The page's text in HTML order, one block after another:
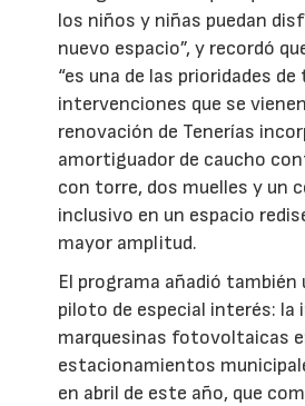
los niños y niñas puedan
nuevo espacio”, y recordó
“es una de las prioridades
intervenciones que se
renovación de Tenerías
amortiguador de caucho
con torre, dos muelles y un
inclusivo en un espacio
mayor amplitud.
El programa añadió
piloto de especial interés: la
marquesinas fotovoltaicas
estacionamientos
en abril de este año, que